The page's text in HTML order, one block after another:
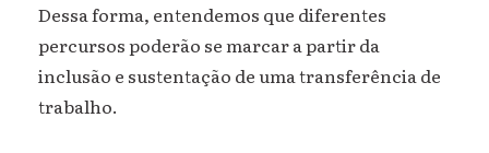
Dessa forma, entendemos que diferentes
percursos poderão se marcar a partir da
inclusão e sustentação de uma transferência de
trabalho.